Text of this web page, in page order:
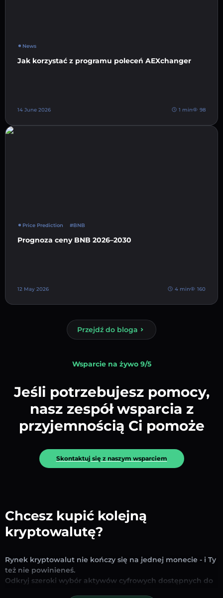
News
Jak korzystać z programu poleceń AEXchanger
14 June 2026 1 min 98
Price Prediction #BNB
Prognoza ceny BNB 2026–2030
12 May 2026 4 min 160
Przejdź do bloga
Wsparcie na żywo 9/5
Jeśli potrzebujesz pomocy,
nasz zespół wsparcia z
przyjemnością Ci pomoże
Skontaktuj się z naszym wsparciem
Chcesz kupić kolejną
kryptowalutę?
Rynek kryptowalut nie kończy się na jednej monecie - i Ty
też nie powinieneś.
Odkryj szeroki wybór aktywów cyfrowych dostępnych do